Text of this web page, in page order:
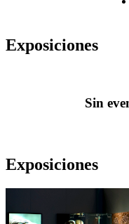
Exposiciones
Sin
Exposiciones